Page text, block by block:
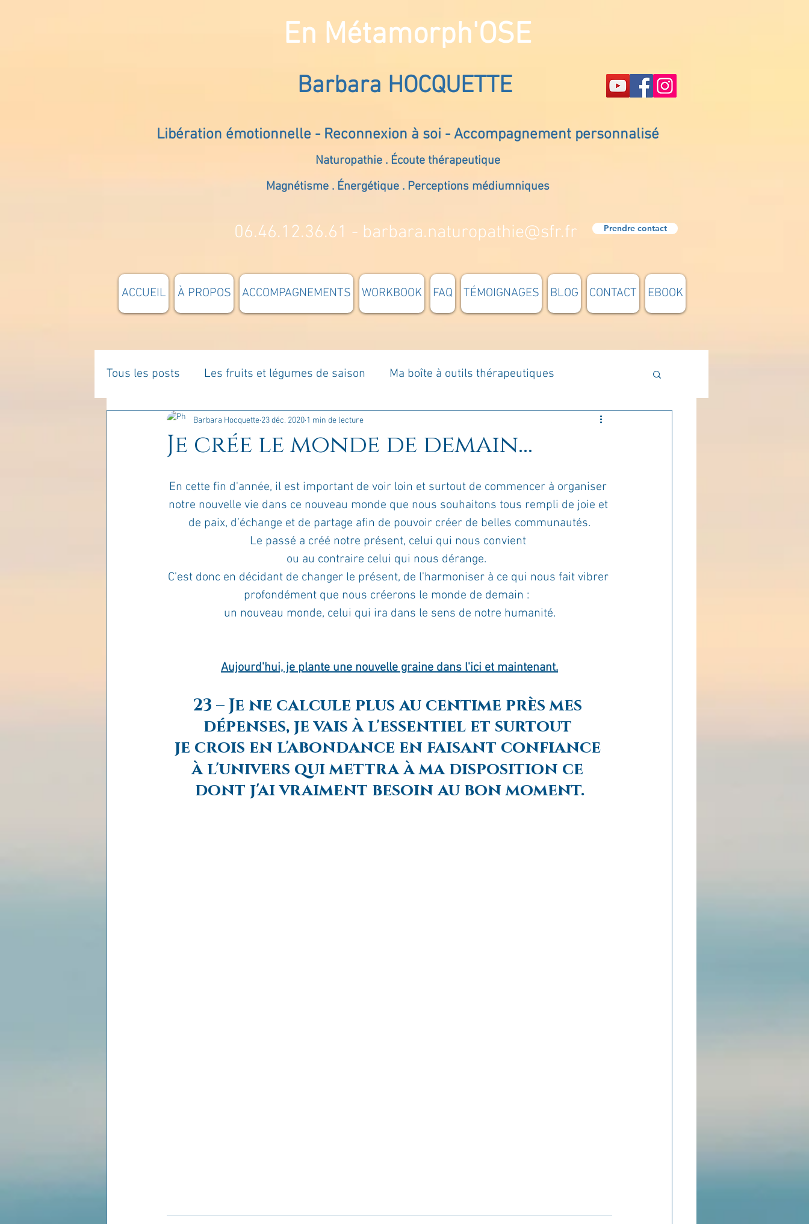
En Métamorph'OSE
Barbara HOCQUETTE
Libération émotionnelle - Reconnexion à soi - Accompagnement personnalisé
Naturopathie . Écoute thérapeutique
Magnétisme . Énergétique . Perceptions médiumniques
06.46.12.36.61 - barbara.naturopathie@sfr.fr Prendre contact
ACCUEIL À PROPOS ACCOMPAGNEMENTS WORKBOOK FAQ TÉMOIGNAGES BLOG CONTACT EBOOK
Tous les posts Les fruits et légumes de saison Ma boîte à outils thérapeutiques
La parentalité De vous à moi... Rome : voyage Méthodologie
estime de soi Votre communauté C'est mon histoire La pensée du jour
Journal de bord Terestchenko Pensée du jour
Je crée le monde de demain...
Barbara Hocquette 23 déc. 2020 1 min de lecture
En cette fin d'année, il est important de voir loin et surtout de commencer à organiser
notre nouvelle vie dans ce nouveau monde que nous souhaitons tous rempli de joie et
de paix, d’échange et de partage afin de pouvoir créer de belles communautés.
Le passé a créé notre présent, celui qui nous convient
ou au contraire celui qui nous dérange.
C'est donc en décidant de changer le présent, de l'harmoniser à ce qui nous fait vibrer
profondément que nous créerons le monde de demain :
un nouveau monde, celui qui ira dans le sens de notre humanité.
Aujourd'hui, je plante une nouvelle graine dans l'ici et maintenant.
23 – Je ne calcule plus au centime près mes
dépenses, je vais à l'essentiel et surtout
je crois en l'abondance en faisant confiance
à l'univers qui mettra à ma disposition ce
dont j'ai vraiment besoin au bon moment.